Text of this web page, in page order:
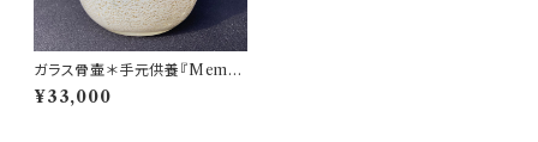
ガラス骨壷＊手元供養『Memor
ies 想いで』＊GOLD LEAFシ
リーズ(白＆金箔)
¥33,000